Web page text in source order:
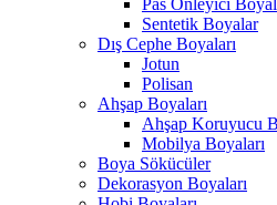
Pas Önleyici
Sentetik Boyalar
Dış Cephe Boyaları
Jotun
Polisan
Ahşap Boyaları
Ahşap Koruyucu
Mobilya Boyaları
Boya Sökücüler
Dekorasyon Boyaları